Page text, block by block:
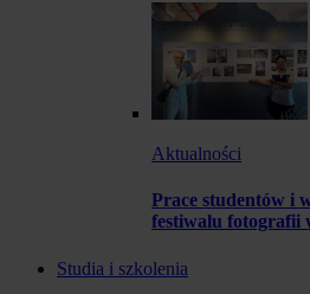
Aktualności
Prace studentów i
festiwalu fotografii
Studia i szkolenia